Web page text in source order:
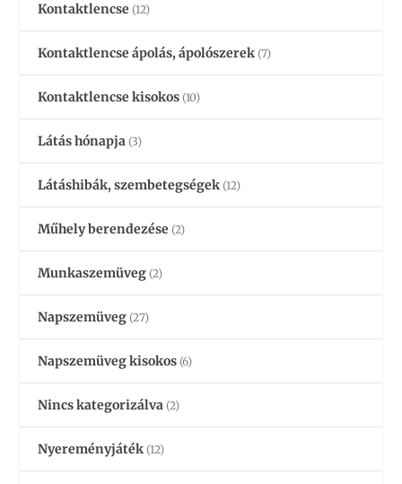
Kontaktlencse (12)
Kontaktlencse ápolás, ápolószerek (7)
Kontaktlencse kisokos (10)
Látás hónapja (3)
Látáshibák, szembetegségek (12)
Műhely berendezése (2)
Munkaszemüveg (2)
Napszemüveg (27)
Napszemüveg kisokos (6)
Nincs kategorizálva (2)
Nyereményjáték (12)